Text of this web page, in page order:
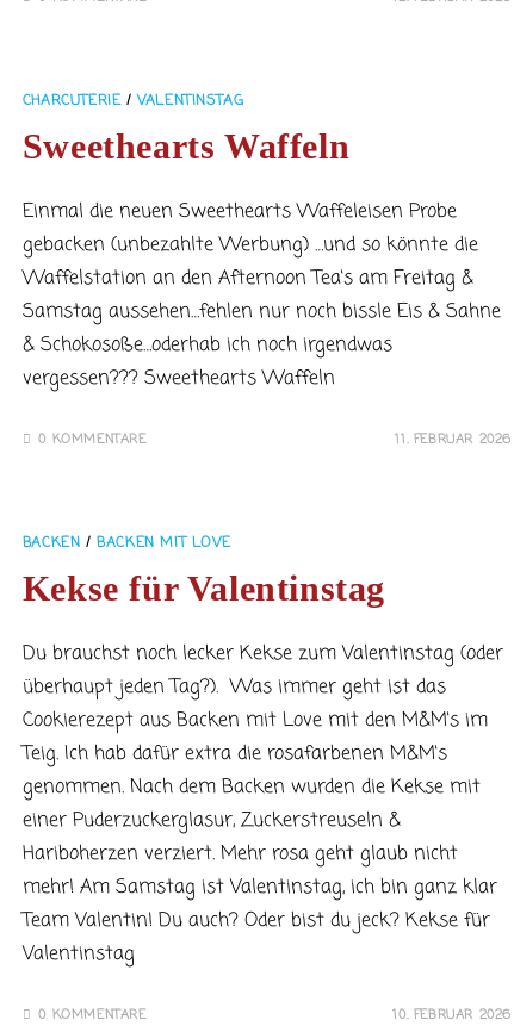
CHARCUTERIE/VALENTINSTAG
Sweethearts Waffeln
Einmal die neuen Sweethearts Waffeleisen Probe
gebacken (unbezahlte Werbung) …und so könnte die
Waffelstation an den Afternoon Tea‘s am Freitag &
Samstag aussehen…fehlen nur noch bissle Eis & Sahne
& Schokosoße…oderhab ich noch irgendwas
vergessen??? Sweethearts Waffeln
0 KOMMENTARE 11. FEBRUAR 2026
BACKEN /BACKEN MIT LOVE
Kekse für Valentinstag
Du brauchst noch lecker Kekse zum Valentinstag (oder
überhaupt jeden Tag?). Was immer geht ist das
Cookierezept aus Backen mit Love mit den M&M‘s im
Teig. Ich hab dafür extra die rosafarbenen M&M‘s
genommen. Nach dem Backen wurden die Kekse mit
einer Puderzuckerglasur, Zuckerstreuseln &
Hariboherzen verziert. Mehr rosa geht glaub nicht
mehr! Am Samstag ist Valentinstag, ich bin ganz klar
Team Valentin! Du auch? Oder bist du jeck? Kekse für
Valentinstag
0 KOMMENTARE 10. FEBRUAR 2026